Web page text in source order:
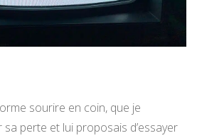
sourire en coin, que je
perte et lui proposais d’essayer